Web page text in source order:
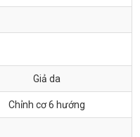
Giả da
Chỉnh cơ 6 hướng